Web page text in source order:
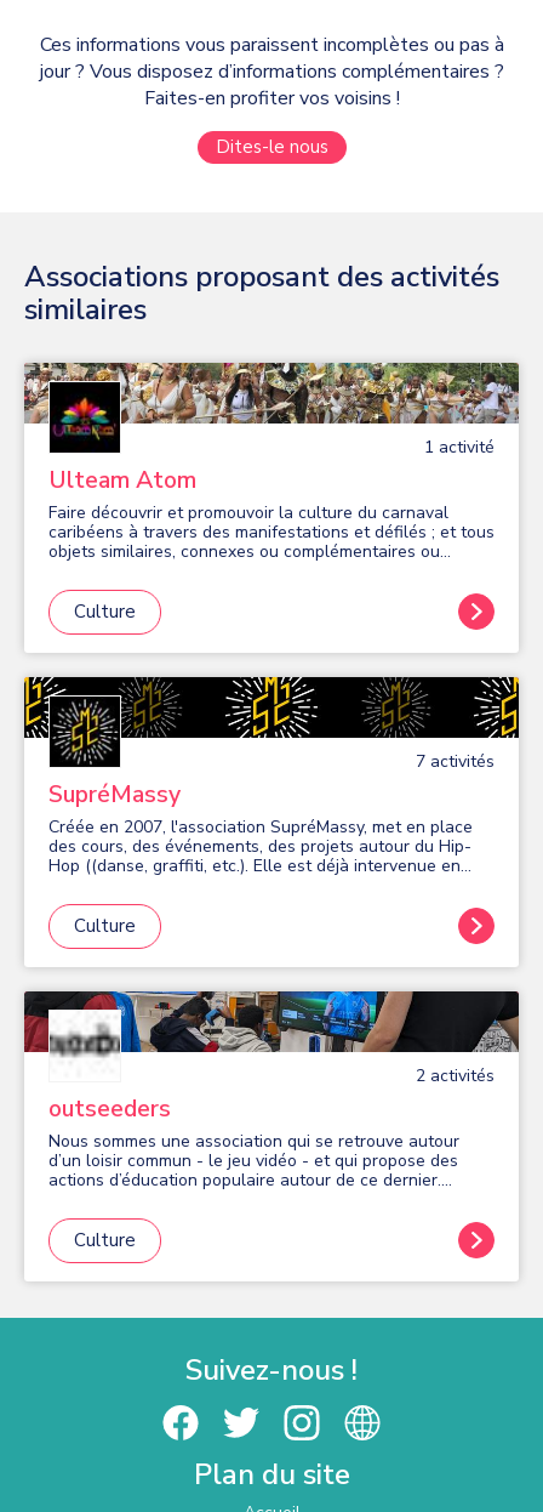
Ces informations vous paraissent incomplètes ou pas à
jour ? Vous disposez d’informations complémentaires ?
Faites-en profiter vos voisins !
Dites-le nous
Associations proposant des activités
similaires
1 activité
Ulteam Atom
Faire découvrir et promouvoir la culture du carnaval
caribéens à travers des manifestations et défilés ; et tous
objets similaires, connexes ou complémentaires ou
développement
Culture
7 activités
SupréMassy
Créée en 2007, l'association SupréMassy, met en place
des cours, des événements, des projets autour du Hip-
Hop ((danse, graffiti, etc.). Elle est déjà intervenue en
établissements sociaux (personnes handicapées,
personnes âgées, etc.) en Île-de-France. Elle s'attache à
promouvoir les valeurs de dépassement et de partage de
la culture Hip-Hop au travers de ses actions.
Culture
2 activités
outseeders
Nous sommes une association qui se retrouve autour
d’un loisir commun - le jeu vidéo - et qui propose des
actions d’éducation populaire autour de ce dernier.
l'année : - en période scolaire : les mardis midis au
collège Blaise Pascal et les mardis en soirée (16h30-
18h30) à la Place du numérique 9 avenue de France. -
durant les vacances scolaires : dans les Espaces Bièvre-
membre de l'association, trois modalités : - Seeds club,
numérique 9 avenue de France. - le simple soutien, 25€
pratique éclairée du jeu vidéo pour ce soit un plaisir, un
loisir et un atout pour se connaître.
Culture
Suivez-nous !
Plan du site